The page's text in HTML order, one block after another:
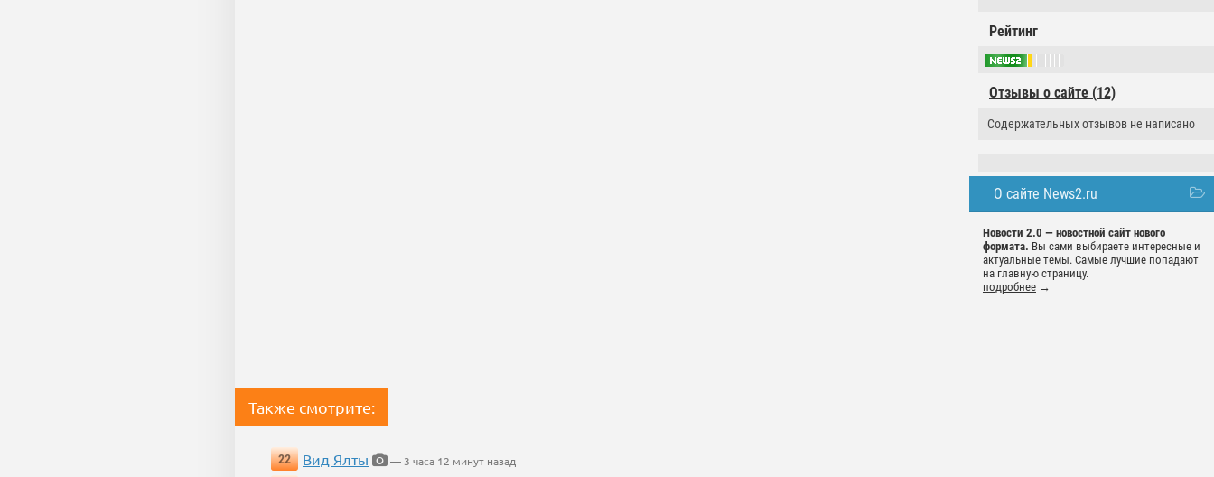
Рейтинг
Отзывы о сайте (12)
Содержательных отзывов не написано
О сайте News2.ru
Новости 2.0 — новостной сайт нового
формата. Вы сами выбираете интересные и
актуальные темы. Самые лучшие попадают
на главную страницу.
подробнее →
Также смотрите:
22 Вид Ялты
— 3 часа 12 минут назад